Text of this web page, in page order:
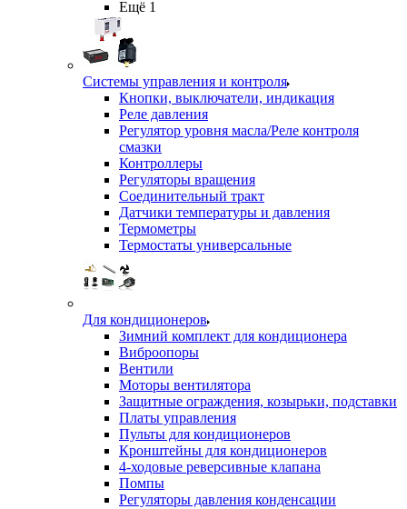
Ещё 1
Системы управления и контроля
Кнопки, выключатели, индикация
Реле давления
Регулятор уровня масла/Реле контроля
смазки
Контроллеры
Регуляторы вращения
Соединительный тракт
Датчики температуры и давления
Термометры
Термостаты универсальные
Для кондиционеров
Зимний комплект для кондиционера
Виброопоры
Вентили
Моторы вентилятора
Защитные ограждения, козырьки, подставки
Платы управления
Пульты для кондиционеров
Кронштейны для кондиционеров
4-ходовые реверсивные клапана
Помпы
Регуляторы давления конденсации